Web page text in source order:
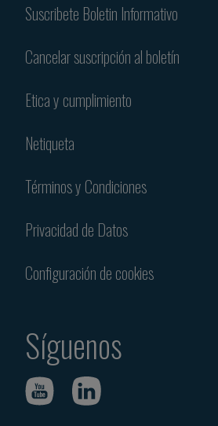
Suscribete Boletin Informativo
Cancelar suscripción al boletín
Etica y cumplimiento
Netiqueta
Términos y Condiciones
Privacidad de Datos
Configuración de cookies
Síguenos